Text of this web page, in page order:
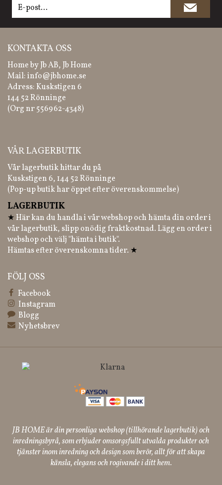
KONTAKTA OSS
Home by Jb AB, Jb Home
Mail:info@jbhome.se
Adress: Kuskstigen 6
144 52 Rönninge
(Org nr 556962-4348)
VÅR LAGERBUTIK
Vår lagerbutik hittar du på
Kuskstigen 6, 144 52 Rönninge
(Pop-up butik har öppet efter överenskommelse)
LAGERBUTIK
★ Här kan du handla i vår webshop och hämta din order i
vår lagerbutik, slipp onödig fraktkostnad. Lägg en order i
webshop och välj "hämta i butik".
Hämtas efter överenskomna tider. ★
FÖLJ OSS
Facebook
Instagram
Blogg
Nyhetsbrev
JB HOME är din personliga webshop (tillhörande lagerbutik) och
inredningsbyrå, som erbjuder omsorgsfullt utvalda produkter och
tjänster inom inredning och design som berör, allt för att skapa
känsla, elegans och rogivande i ditt hem.